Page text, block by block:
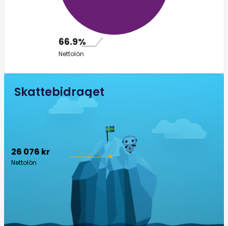
66.9%
Nettolön
Skattebidraget
26 076 kr
Nettolön